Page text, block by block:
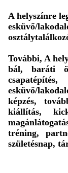
A helyszínre
esküvő/
További, A
bál, baráti
esküvő/
képzés,
kiállítás,
tréning,
születésnap,